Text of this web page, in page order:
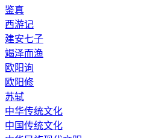
鉴真
西游记
建安七子
竭泽而渔
欧阳询
欧阳修
苏轼
中华传统文化
中国传统文化